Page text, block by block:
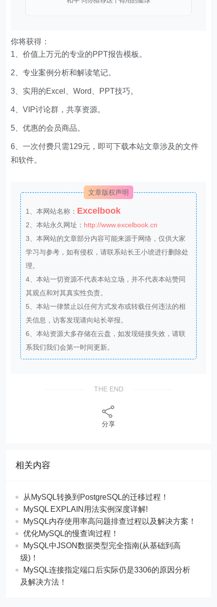
你将获得：
1、价值上万元的专业的PPT报告模板。
2、专业案例分析和解读笔记。
3、实用的Excel、Word、PPT技巧。
4、VIP讨论群，共享资源。
5、优惠的会员商品。
6、一次付费只需129元，即可下载本站文章涉及的文件
和软件。
文章版权声明
1、本网站名称： Excelbook
2、本站永久网址： http://www.excelbook.cn
3、本网站的文章部分内容可能来源于网络，仅供大家
学习与参考，如有侵权，请联系站长王小琥进行删除处
理。
4、本站一切资源不代表本站立场，并不代表本站赞同
其观点和对其真实性负责。
5、本站一律禁止以任何方式发布或转载任何违法的相
关信息，访客发现请向站长举报。
6、本站资源大多存储在云盘，如发现链接失效，请联
系我们我们会第一时间更新。
THE END
分享
相关内容
从MySQL转换到PostgreSQL的迁移过程！
MySQL EXPLAIN用法实例深度详解!
MySQL内存使用率高问题排查过程以及解决方案！
优化MySQL的慢查询过程！
MySQL中JSON数据类型完全指南(从基础到高
级)！
MySQL连接指定端口后实际仍是3306的原因分析
及解决方法！